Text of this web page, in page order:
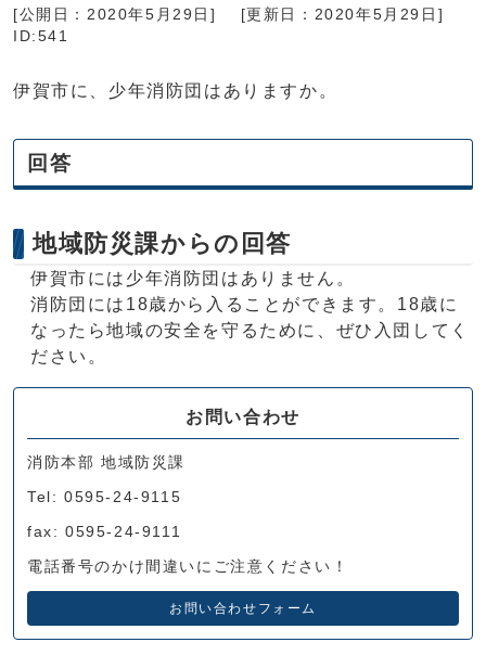
[公開日：2020年5月29日]
[更新日：2020年5月29日]
ID:541
伊賀市に、少年消防団はありますか。
回答
地域防災課からの回答
伊賀市には少年消防団はありません。
消防団には18歳から入ることができます。18歳に
なったら地域の安全を守るために、ぜひ入団してく
ださい。
お問い合わせ
消防本部 地域防災課
Tel: 0595-24-9115
fax: 0595-24-9111
電話番号のかけ間違いにご注意ください！
お問い合わせフォーム